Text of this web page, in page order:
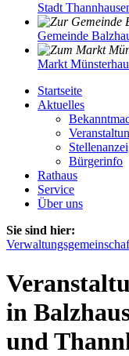
Stadt
Gemeinde
Markt
Startseite
Aktuelles
Bürgerinfo
Rathaus
Service
Über uns
Sie sind hier:
in
und